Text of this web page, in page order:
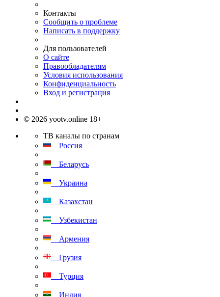
Контакты
Сообщить о проблеме
Написать в поддержку
Для пользователей
О сайте
Правообладателям
Условия использования
Конфиденциальность
Вход и регистрация
© 2026 yootv.online 18+
ТВ каналы по странам
Россия
Беларусь
Украина
Казахстан
Узбекистан
Армения
Грузия
Турция
Индия